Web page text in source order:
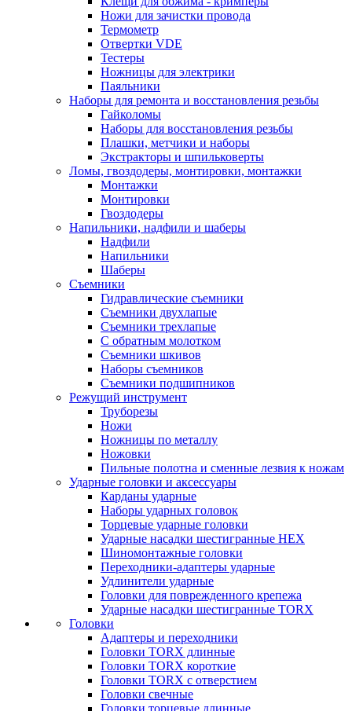
Ножи для зачистки провода
Термометр
Отвертки VDE
Тестеры
Ножницы для электрики
Паяльники
Наборы для ремонта и восстановления резьбы
Гайколомы
Наборы для восстановления резьбы
Плашки, метчики и наборы
Экстракторы и шпильковерты
Ломы, гвоздодеры, монтировки, монтажки
Монтажки
Монтировки
Гвоздодеры
Напильники, надфили и шаберы
Надфили
Напильники
Шаберы
Съемники
Гидравлические съемники
Съемники двухлапые
Съемники трехлапые
С обратным молотком
Съемники шкивов
Наборы съемников
Съемники подшипников
Режущий инструмент
Труборезы
Ножи
Ножницы по металлу
Ножовки
Пильные полотна и сменные лезвия к ножам
Ударные головки и аксессуары
Карданы ударные
Наборы ударных головок
Торцевые ударные головки
Ударные насадки шестигранные HEX
Шиномонтажные головки
Переходники-адаптеры ударные
Удлинители ударные
Головки для поврежденного крепежа
Ударные насадки шестигранные TORX
Головки
Адаптеры и переходники
Головки TORX длинные
Головки TORX короткие
Головки TORX с отверстием
Головки свечные
Головки торцевые длинные